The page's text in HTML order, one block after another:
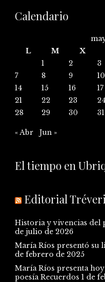
Calendario
L
M X
1
2 3
7
8 9 10
14
15 16 17
21
22 23 24
28
29 30 31
« Abr Jun »
El tiempo en
Editorial
Historia y vivencias del
de julio de 2026
María Ríos presentó su
de febrero de 2025
María Ríos presenta
poesía Recuerdos 1 de